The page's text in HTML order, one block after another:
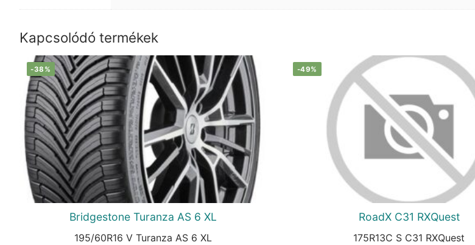
Kapcsolódó termékek
-38%
Bridgestone Turanza AS 6 XL
195/60R16 V Turanza AS 6 XL
-49%
RoadX C31 RXQuest
175R13C S C31 RXQuest